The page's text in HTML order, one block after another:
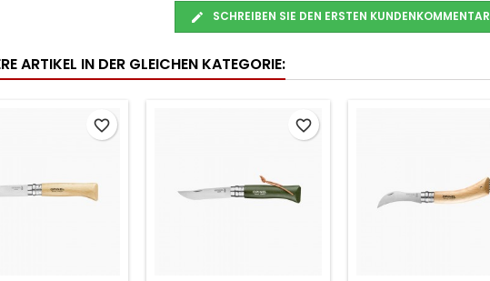
SCHREIBEN SIE DEN ERSTEN KUNDENKOMMENTAR
ARTIKEL IN DER GLEICHEN KATEGORIE:
favorite_border favorite_border